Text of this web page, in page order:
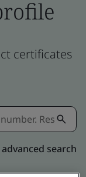
certificates
search